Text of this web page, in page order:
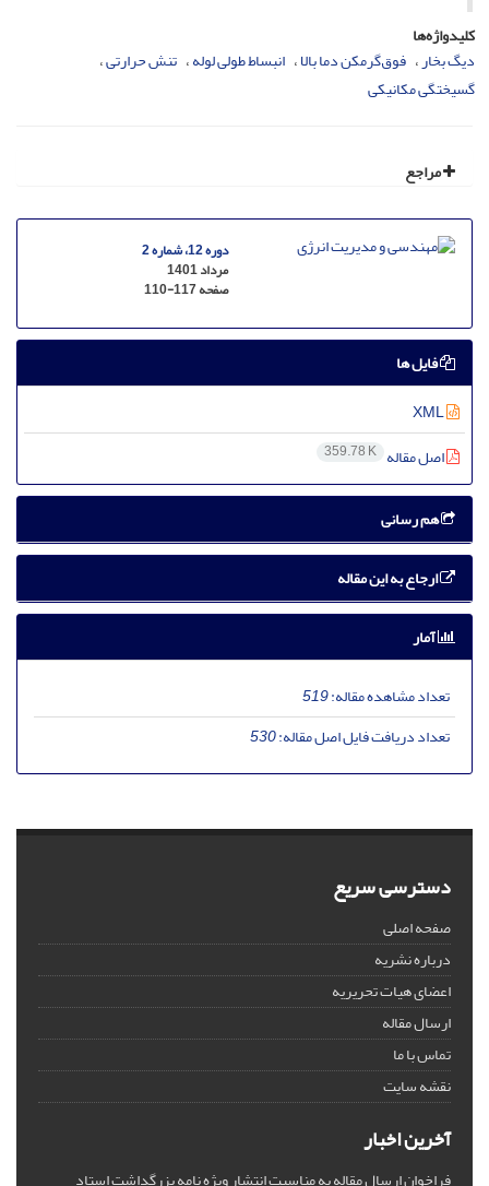
کلیدواژه‌ها
دیگ‌ بخار فوق‌گرمکن دما بالا انبساط طولی لوله تنش حرارتی
گسیختگی مکانیکی
مراجع
دوره 12، شماره 2
مرداد 1401
صفحه110-117
فایل ها
اصل مقاله 359.78 K
هم رسانی
ارجاع به این مقاله
آمار
تعداد مشاهده مقاله:519
تعداد دریافت فایل اصل مقاله:530
دسترسی سریع
صفحه اصلی
درباره نشریه
اعضای هیات تحریریه
ارسال مقاله
تماس با ما
نقشه سایت
آخرین اخبار
فراخوان ارسال مقاله به مناسبت انتشار ویژه نامه بزرگداشت استاد